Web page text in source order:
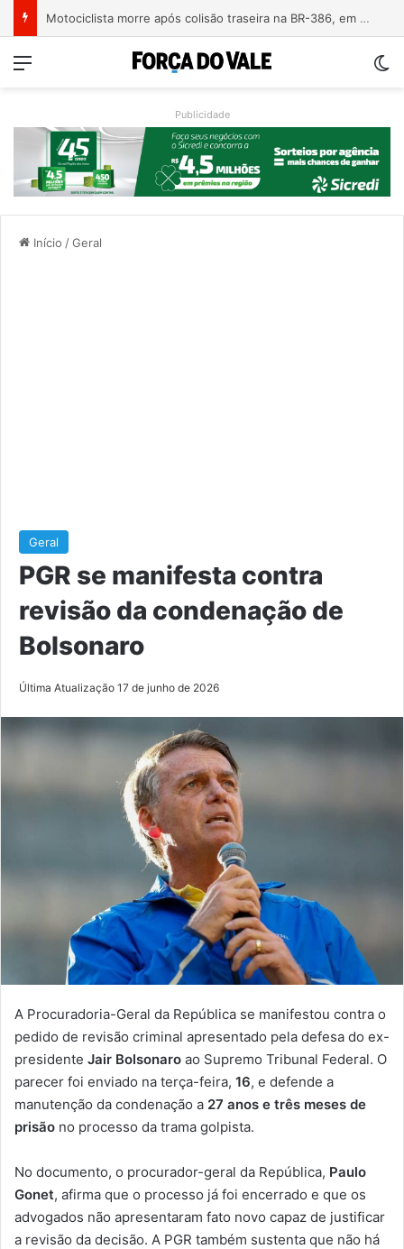
Motociclista morre após colisão traseira na BR-386, em Triunfo
Menu
Publicidade
Início /Geral
Geral
PGR se manifesta contra
revisão da condenação de
Bolsonaro
Última Atualização 17 de junho de 2026
A Procuradoria-Geral da República se manifestou contra o
pedido de revisão criminal apresentado pela defesa do ex-
presidente Jair Bolsonaro ao Supremo Tribunal Federal. O
parecer foi enviado na terça-feira, 16, e defende a
manutenção da condenação a 27 anos e três meses de
prisão no processo da trama golpista.
No documento, o procurador-geral da República, Paulo
Gonet, afirma que o processo já foi encerrado e que os
advogados não apresentaram fato novo capaz de justificar
a revisão da decisão. A PGR também sustenta que não há